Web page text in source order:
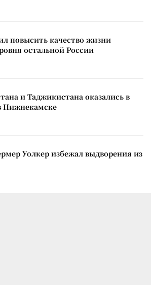
повысить качество жизни
остальной России
и Таджикистана оказались в
Нижнекамске
Уолкер избежал выдворения из